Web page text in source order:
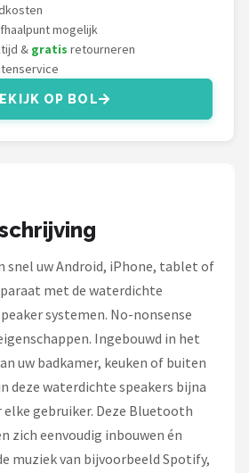
mogelijk
& gratis retourneren
OP BOL
snel uw Android, iPhone, tablet of
met de waterdichte
systemen. No-nonsense
Ingebouwd in het
uw badkamer, keuken of buiten
deze waterdichte speakers bijna
gebruiker. Deze Bluetooth
zich eenvoudig inbouwen én
muziek van bijvoorbeeld Spotify,